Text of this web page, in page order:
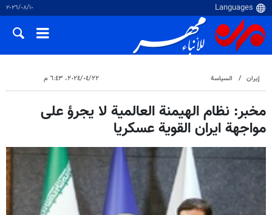
١٠‏/٠٨‏/٢٠٢٦
إيران السياسة ٢٢‏/٠٤‏/٢٠٢٤، ٦:٤٣ م
مخبر: نظام الهيمنة العالمية لا يجرؤ على
مواجهة ايران القوية عسكريا